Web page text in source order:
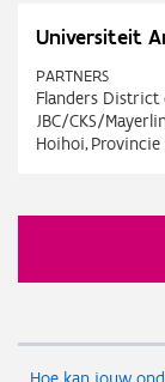
Universiteit
PARTNERS
Flanders
JBC/CKS/
Hoihoi